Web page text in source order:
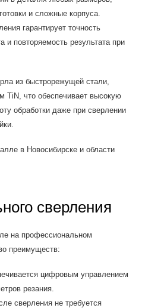
и сложные корпуса.
гарантирует точность
и повторяемость результата при
из быстрорежущей стали,
TiN, что обеспечивает высокую
обработки даже при сверлении
сверления
на профессиональном
преимуществ:
цифровым управлением
резания.
сверления не требуется